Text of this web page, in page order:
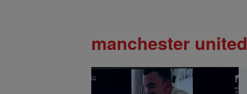
manchester united